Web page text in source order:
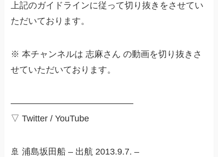
上記のガイドラインに従って切り抜きをさせてい
ただいております。
※ 本チャンネルは 志麻さん の動画を切り抜きさ
せていただいております。
——————————————
▽ Twitter / YouTube
🚢 浦島坂田船 – 出航 2013.9.7. –